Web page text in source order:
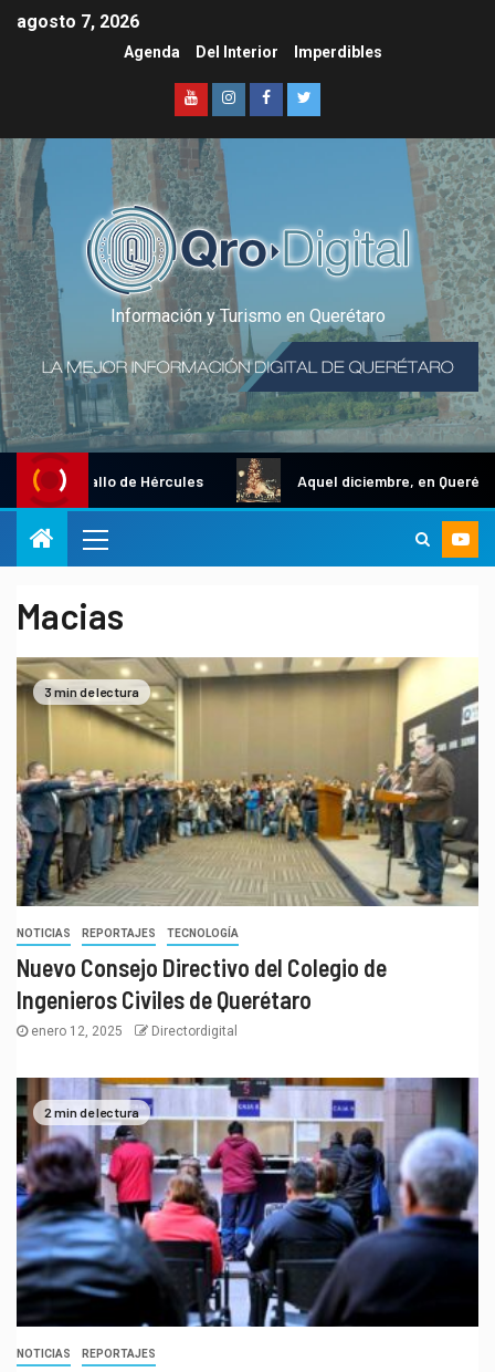
agosto 7, 2026
Agenda Del Interior Imperdibles
Información y Turismo en Querétaro
Gallo de Hércules Aquel diciembre, en Querétaro
Macias
3 min de lectura
NOTICIAS REPORTAJES TECNOLOGÍA
Nuevo Consejo Directivo del Colegio de
Ingenieros Civiles de Querétaro
enero 12, 2025 Directordigital
2 min de lectura
NOTICIAS REPORTAJES